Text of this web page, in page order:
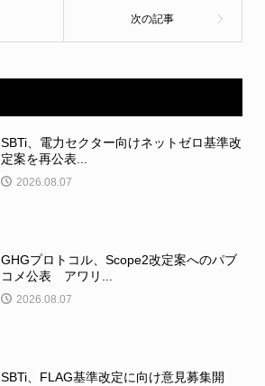
SBTi、電力セクター向けネットゼロ基準改
定案を再公表...
2026.08.07
GHGプロトコル、Scope2改定案へのパブ
コメ公表 アワリ...
2026.08.07
SBTi、FLAG基準改定に向け意見募集開